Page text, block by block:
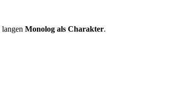
Monolog als Charakter.